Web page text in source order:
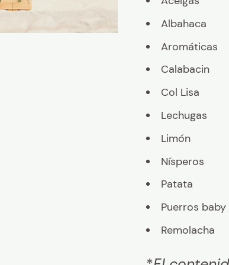
Albahaca
Aromáticas
Calabacin
Col Lisa
Lechugas
Limón
Nísperos
Patata
Puerros baby
Remolacha